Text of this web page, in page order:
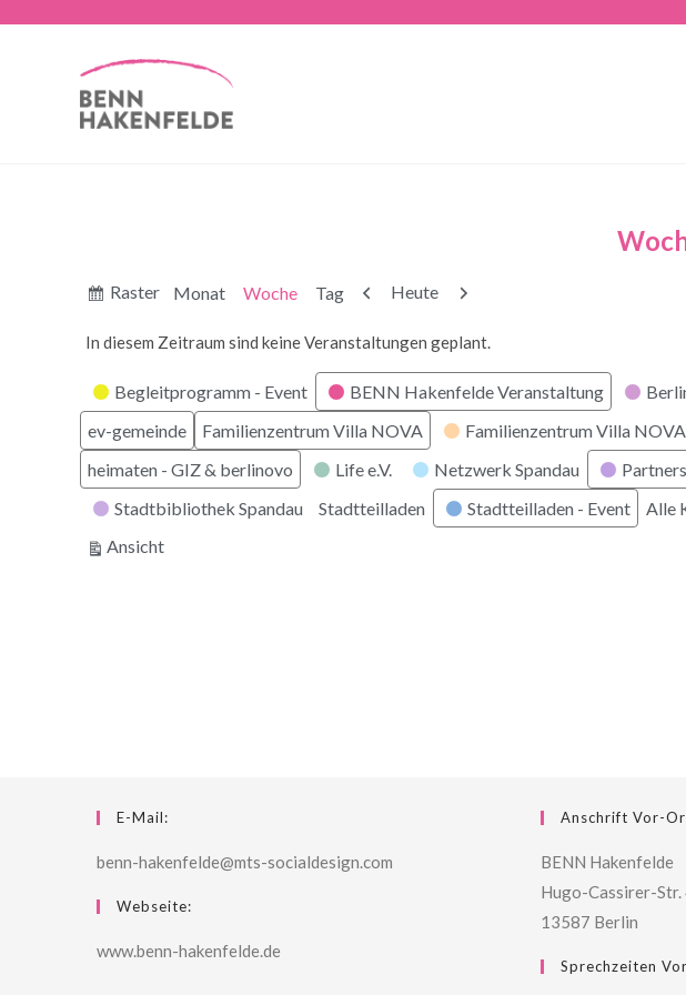
Anzeigen
Raster Monat Woche Tag Zurück
Heute Weiter
In diesem Zeitraum sind keine Veranstaltungen geplant.
Kategorien
Begleitprogramm - Event BENN Hakenfelde Veranstaltung
ev-gemeinde
Familienzentrum Villa NOVA Familienzentrum Villa
heimaten - GIZ & berlinovo
Life e.V. Netzwerk Spandau
Stadtbibliothek Spandau
Stadtteilladen Stadtteilladen - Event
Alle
Ansichtausdrucken
E-Mail:
benn-hakenfelde@mts-socialdesign.com
Webseite:
www.benn-hakenfelde.de
Anschrift Vor-
BENN Hakenfelde
Hugo-Cassirer-Str.
13587 Berlin
Sprechzeiten